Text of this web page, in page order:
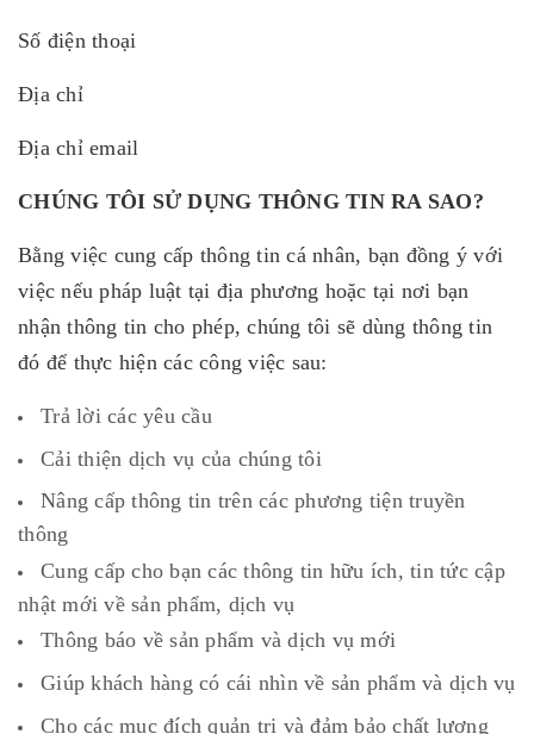
Số điện thoại
Địa chỉ
Địa chỉ email
CHÚNG TÔI SỬ DỤNG THÔNG TIN RA SAO?
Bằng việc cung cấp thông tin cá nhân, bạn đồng ý với
việc nếu pháp luật tại địa phương hoặc tại nơi bạn
nhận thông tin cho phép, chúng tôi sẽ dùng thông tin
đó để thực hiện các công việc sau:
Trả lời các yêu cầu
Cải thiện dịch vụ của chúng tôi
Nâng cấp thông tin trên các phương tiện truyền
thông
Cung cấp cho bạn các thông tin hữu ích, tin tức cập
nhật mới về sản phẩm, dịch vụ
Thông báo về sản phẩm và dịch vụ mới
Giúp khách hàng có cái nhìn về sản phẩm và dịch vụ
Cho các mục đích quản trị và đảm bảo chất lượng